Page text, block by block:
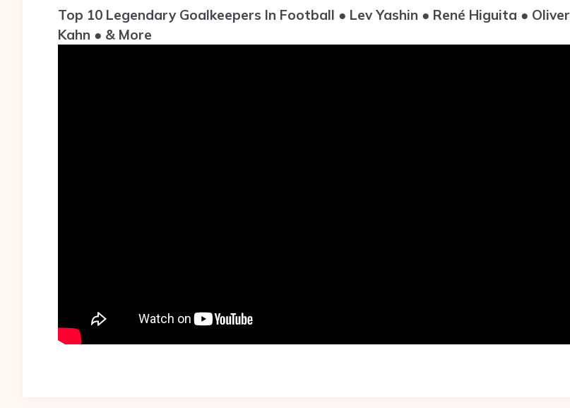
Top 10 Legendary Goalkeepers In Football ● Lev Yashin ● René Higuita ● Oliver
Kahn ● & More